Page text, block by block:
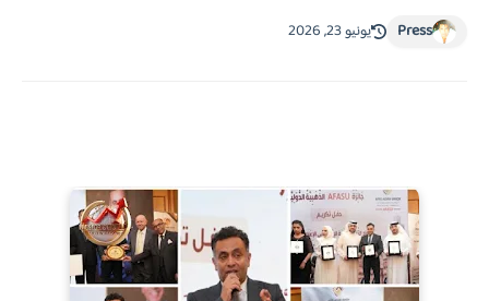
Press يونيو 23, 2026